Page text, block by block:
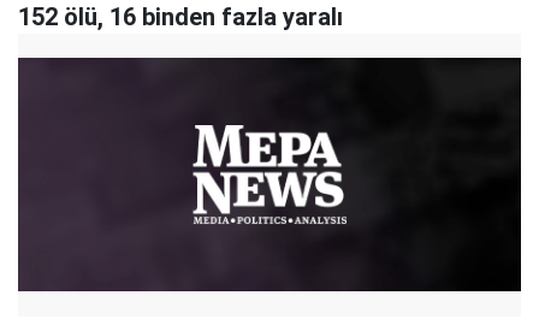
152 ölü, 16 binden fazla yaralı